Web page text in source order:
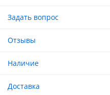
Задать вопрос
Отзывы
Наличие
Доставка